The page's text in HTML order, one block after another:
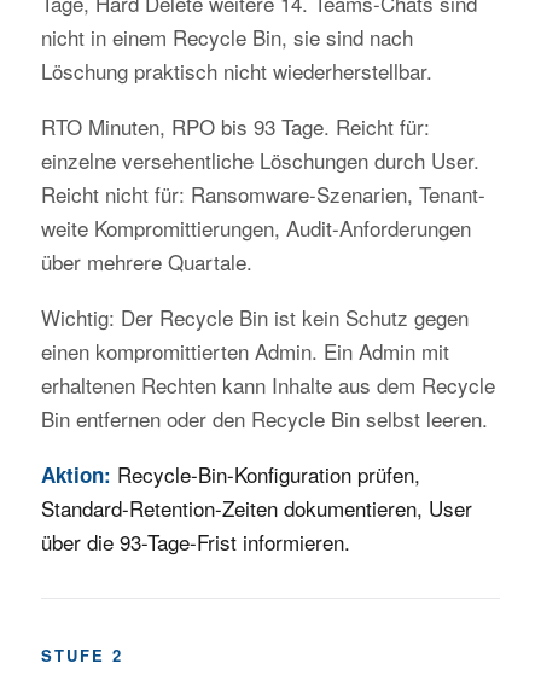
nicht in einem Recycle Bin, sie sind nach
Löschung praktisch nicht wiederherstellbar.
RTO Minuten, RPO bis 93 Tage. Reicht für:
einzelne versehentliche Löschungen durch User.
Reicht nicht für: Ransomware-Szenarien, Tenant-
weite Kompromittierungen, Audit-Anforderungen
über mehrere Quartale.
Wichtig: Der Recycle Bin ist kein Schutz gegen
einen kompromittierten Admin. Ein Admin mit
erhaltenen Rechten kann Inhalte aus dem Recycle
Bin entfernen oder den Recycle Bin selbst leeren.
Aktion: Recycle-Bin-Konfiguration prüfen,
Standard-Retention-Zeiten dokumentieren, User
über die 93-Tage-Frist informieren.
STUFE 2